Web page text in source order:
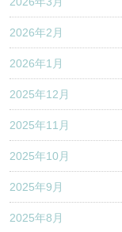
2026年2月
2026年1月
2025年12月
2025年11月
2025年10月
2025年9月
2025年8月